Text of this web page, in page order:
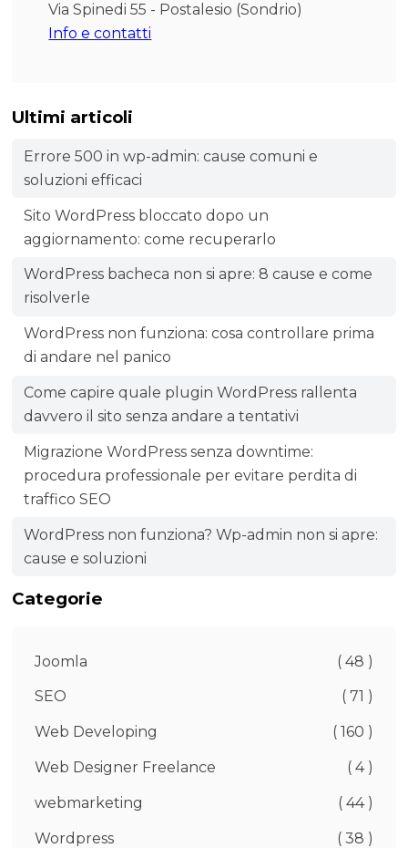
Via Spinedi 55 - Postalesio (Sondrio)
Info e contatti
Ultimi articoli
Errore 500 in wp-admin: cause comuni e
soluzioni efficaci
Sito WordPress bloccato dopo un
aggiornamento: come recuperarlo
WordPress bacheca non si apre: 8 cause e come
risolverle
WordPress non funziona: cosa controllare prima
di andare nel panico
Come capire quale plugin WordPress rallenta
davvero il sito senza andare a tentativi
Migrazione WordPress senza downtime:
procedura professionale per evitare perdita di
traffico SEO
WordPress non funziona? Wp-admin non si apre:
cause e soluzioni
Categorie
Joomla ( 48 )
SEO ( 71 )
Web Developing ( 160 )
Web Designer Freelance ( 4 )
webmarketing ( 44 )
Wordpress ( 38 )